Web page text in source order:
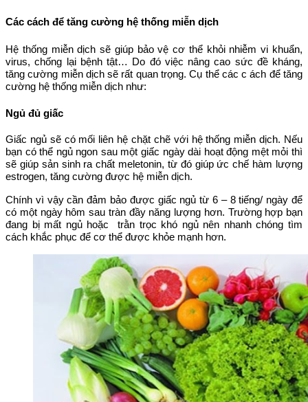
Các cách để tăng cường hệ thống miễn dịch
Hệ thống miễn dịch sẽ giúp bảo vệ cơ thể khỏi nhiễm vi khuẩn,
virus, chống lại bệnh tật… Do đó việc nâng cao sức đề kháng,
tăng cường miễn dịch sẽ rất quan trọng. Cụ thể các c ách để tăng
cường hệ thống miễn dịch như:
Ngủ đủ giấc
Giấc ngủ sẽ có mối liên hệ chặt chẽ với hệ thống miễn dịch. Nếu
bạn có thể ngủ ngon sau một giấc ngày dài hoạt động mệt mỏi thì
sẽ giúp sản sinh ra chất meletonin, từ đó giúp ức chế hàm lượng
estrogen, tăng cường được hệ miễn dịch.
Chính vì vậy cần đảm bảo được giấc ngủ từ 6 – 8 tiếng/ ngày để
có một ngày hôm sau tràn đầy năng lượng hơn. Trường hợp bạn
đang bị mất ngủ hoặc trằn trọc khó ngủ nên nhanh chóng tìm
cách khắc phục để cơ thể được khỏe mạnh hơn.